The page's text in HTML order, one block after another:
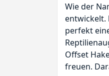
Wie der
entwickelt.
perfekt
Offset
freuen.